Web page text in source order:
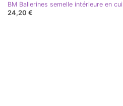
BM Ballerines semelle intérieure en
24,20 €